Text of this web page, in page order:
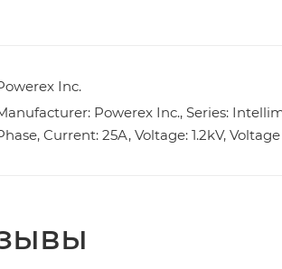
Inc.
Powerex Inc., Series:
Current: 25A, Voltage: 1.2kV,